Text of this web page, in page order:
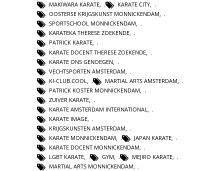
MAKIWARA KARATE, KARATE CITY,
OOSTERSE KRIJGSKUNST MONNICKENDAM,
SPORTSCHOOL MONNICKENDAM,
KARATEKA THERESE ZOEKENDE,
PATRICK KARATE,
KARATE DOCENT THERESE ZOEKENDE
KARATE ONS GENOEGEN
VECHTSPORTEN AMSTERDAM
KI-CLUB.COOL
MARTIAL ARTS AMSTERDAM
PATRICK KOSTER MONNICKENDAM
ZUIVER KARATE
KARATE AMSTERDAM INTERNATIONAL
KARATE IMAGE
KRIJGSKUNSTEN AMSTERDAM,
KARATE MONNICKENDAM, JAPAN KARATE,
KARATE DOCENT MONNICKENDAM,
LGBT KARATE, GYM, MEJIRO KARATE,
MARTIAL ARTS MONNICKENDAM,